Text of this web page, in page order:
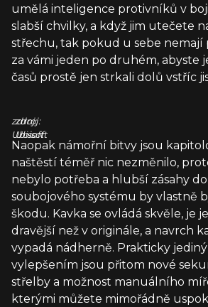
umělá inteligence protivníků v
slabší chvilky, a když jim utečete
střechu, tak pokud u sebe nemají
za vámi jeden po druhém, abyste
časů prostě jen strkali dolů vstříc
zdroj:
Ubisoft
zdroj:
Ubisoft
Naopak námořní bitvy jsou
naštěstí téměř nic nezměnilo,
nebylo potřeba a hlubší zásahy
soubojového systému by vlastně
škodu. Kavka se ovládá skvěle, je
dravější než v originále, a navrch
vypadá nádherně. Prakticky
vylepšením jsou přitom nové
střelby a možnost manuálního
kterými můžete mimořádně